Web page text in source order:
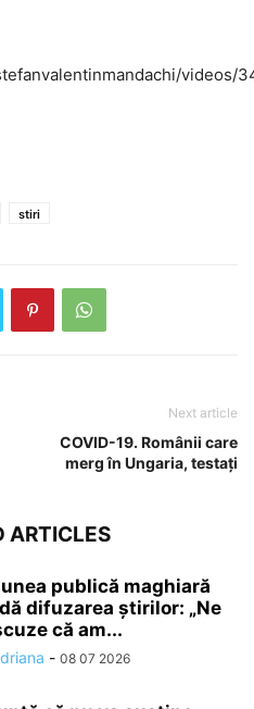
videos/
stiri
Next article
COVID-19. Românii care
merg în Ungaria, testați
ARTICLES
publică maghiară
difuzarea ştirilor: „Ne
că am...
- 08 07 2026